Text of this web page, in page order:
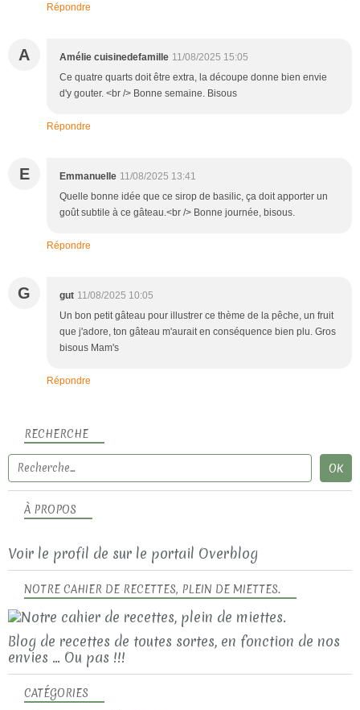
Répondre
A Amélie cuisinedefamille 11/08/2025 15:05
Ce quatre quarts doit être extra, la découpe donne bien envie
d'y gouter. <br /> Bonne semaine. Bisous
Répondre
E Emmanuelle 11/08/2025 13:41
Quelle bonne idée que ce sirop de basilic, ça doit apporter un
goût subtile à ce gâteau.<br /> Bonne journée, bisous.
Répondre
G gut 11/08/2025 10:05
Un bon petit gâteau pour illustrer ce thème de la pêche, un fruit
que j'adore, ton gâteau m'aurait en conséquence bien plu. Gros
bisous Mam's
Répondre
RECHERCHE
NOTRE CAHIER DE RECETTES, PLEIN DE MIETTES.
Blog de recettes de toutes sortes, en fonction de nos
envies ... Ou pas !!!
À PROPOS
Voir le profil de sur le portail Overblog
CATÉGORIES